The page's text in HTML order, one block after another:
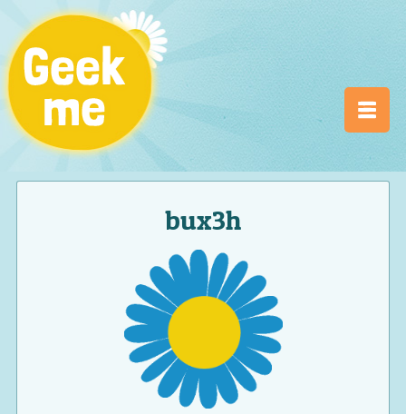
bux3h